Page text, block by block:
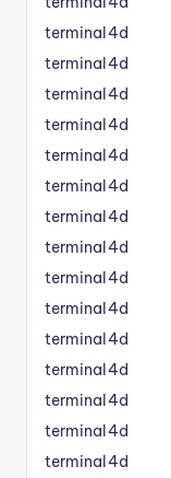
terminal4d
terminal4d
terminal4d
terminal4d
terminal4d
terminal4d
terminal4d
terminal4d
terminal4d
terminal4d
terminal4d
terminal4d
terminal4d
terminal4d
terminal4d